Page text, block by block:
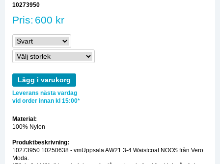
10273950
Pris: 600 kr
Lägg i varukorg
Leverans nästa vardag
vid order innan kl 15:00*
Material:
100% Nylon
Produktbeskrivning:
10273950 10250638 - vmUppsala AW21 3-4 Waistcoat NOOS från Vero
Moda.